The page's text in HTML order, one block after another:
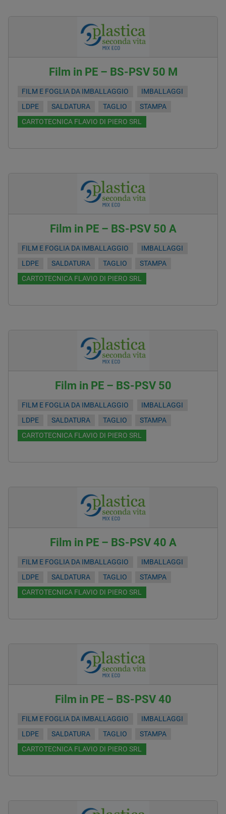
Film in PE – BS-PSV 50 M
FILM E FOGLIA DA IMBALLAGGIO
IMBALLAGGI
LDPE
SALDATURA TAGLIO
STAMPA
CARTOTECNICA FLAVIO DI PIERO SRL
Film in PE – BS-PSV 50 A
FILM E FOGLIA DA IMBALLAGGIO
IMBALLAGGI
LDPE
SALDATURA TAGLIO
STAMPA
CARTOTECNICA FLAVIO DI PIERO SRL
Film in PE – BS-PSV 50
FILM E FOGLIA DA IMBALLAGGIO
IMBALLAGGI
LDPE
SALDATURA TAGLIO
STAMPA
CARTOTECNICA FLAVIO DI PIERO SRL
Film in PE – BS-PSV 40 A
FILM E FOGLIA DA IMBALLAGGIO
IMBALLAGGI
LDPE
SALDATURA TAGLIO
STAMPA
CARTOTECNICA FLAVIO DI PIERO SRL
Film in PE – BS-PSV 40
FILM E FOGLIA DA IMBALLAGGIO
IMBALLAGGI
LDPE
SALDATURA TAGLIO
STAMPA
CARTOTECNICA FLAVIO DI PIERO SRL